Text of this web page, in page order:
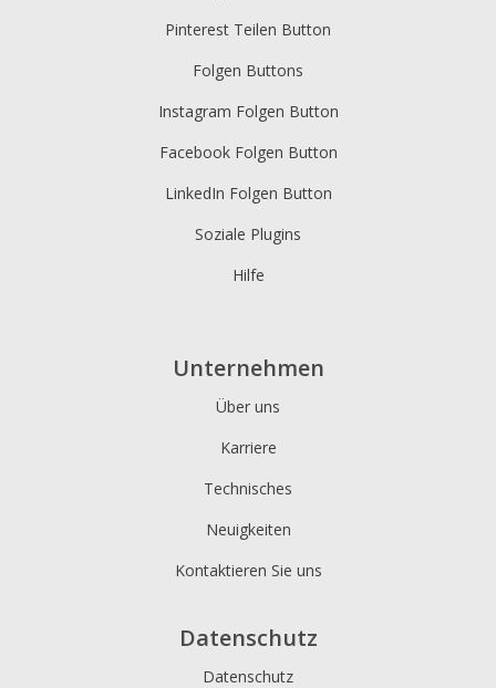
Pinterest Teilen Button
Folgen Buttons
Instagram Folgen Button
Facebook Folgen Button
LinkedIn Folgen Button
Soziale Plugins
Hilfe
Unternehmen
Über uns
Karriere
Technisches
Neuigkeiten
Kontaktieren Sie uns
Datenschutz
Datenschutz